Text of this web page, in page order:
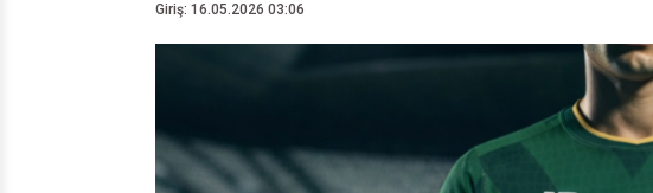
Giriş: 16.05.2026 03:06